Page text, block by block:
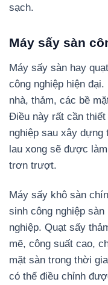
sạch.
Máy sấy sàn
Máy sấy sàn hay
công nghiệp hiện
nhà, thảm, các bề
Điều này rất cần
nghiệp sau xây dựng
lau xong sẽ được
trơn trượt.
Máy sấy khô sàn
sinh công nghiệp
nghiệp. Quạt sấy
mẽ, công suất cao,
mặt sàn trong thời
có thể điều chỉnh